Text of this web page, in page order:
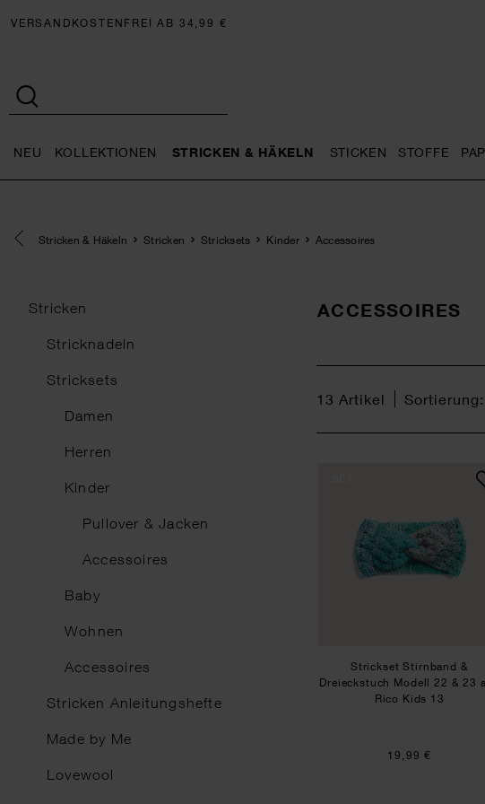
VERSANDKOSTENFREI AB 34,99 €
NEU KOLLEKTIONEN STRICKEN & HÄKELN STICKEN STOFFE
Eine Kategorie zurück navigieren
Stricken & Häkeln Stricken Stricksets Kinder Accessoires
Stricken
Stricknadeln
Stricksets
Damen
Herren
Kinder
Pullover & Jacken
Accessoires
Baby
Wohnen
Accessoires
Stricken Anleitungshefte
Made by Me
Lovewool
ACCESSOIRES
13 Artikel Sortierung:
Strickset Stirnband &
Dreieckstuch Modell 22 & 23
Rico Kids 13
19,99 €